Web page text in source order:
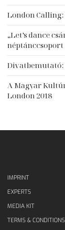
London
„Let’s dance
néptánccsoport
A Magyar
London 2018
IMPRINT
EXPERTS
MEDIA KIT
TERMS & CONDITIONS